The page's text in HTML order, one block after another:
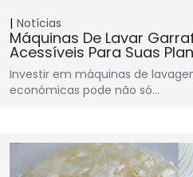
Notícias
Máquinas De Lavar
Acessíveis Para Suas
Investir em máquinas de
económicas pode não só…